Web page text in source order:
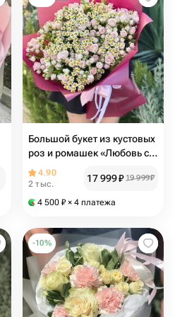
Большой букет из кустовых
роз и ромашек «Любовь с
первого взгляда!»
4.90
2 тыс.
17 999₽ 19 999₽
4 500 ₽ × 4 платежа
-10%